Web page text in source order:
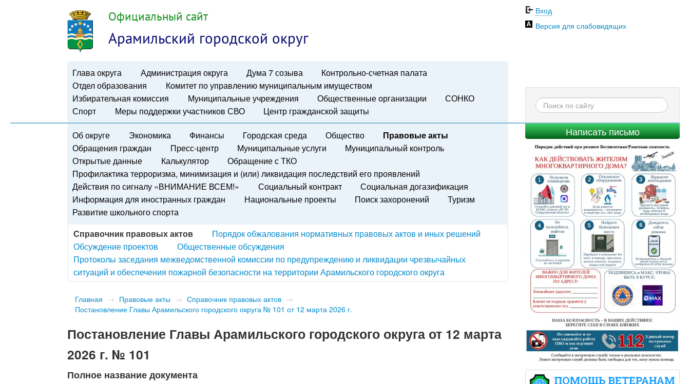
Официальный сайт
Арамильский городской округ
Глава округа Администрация округа Дума 7 созыва
Контрольно-счетная палата
Отдел образования
Комитет по управлению муниципальным имуществом
Избирательная комиссия
Муниципальные учреждения Общественные организации
СОНКО
Спорт
Меры поддержки участников СВО Центр гражданской защиты
Вход
Версия для слабовидящих
Написать письмо
Об округе Экономика Финансы Городская среда Общество
Правовые акты
Обращения граждан
Пресс-центр Муниципальные услуги
Муниципальный контроль
Открытые данные
Калькулятор
Обращение с ТКО
Профилактика терроризма, минимизация и (или) ликвидация последствий его проявлений
Действия по сигналу «ВНИМАНИЕ ВСЕМ!»
Социальный контракт
Социальная догазификация
Информация для иностранных граждан
Национальные проекты Поиск захоронений
Туризм
Развитие школьного спорта
Справочник правовых актов
Порядок обжалования нормативных правовых актов и иных решений
Обсуждение проектов
Общественные обсуждения
Протоколы заседания межведомственной комиссии по предупреждению и ликвидации чрезвычайных
ситуаций и обеспечения пожарной безопасности на территории Арамильского городского округа
Главная → Правовые акты → Справочник правовых актов →
Постановление Главы Арамильского городского округа № 101 от 12 марта 2026 г.
Постановление Главы Арамильского городского округа от 12 марта
2026 г. № 101
Полное название документа